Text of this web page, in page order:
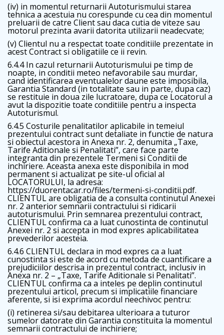
(iv) in momentul returnarii Autoturismului starea
tehnica a acestuia nu corespunde cu cea din momentul
preluarii de catre Client sau daca cutia de viteze sau
motorul prezinta avarii datorita utilizarii neadecvate;
(v) Clientul nu a respectat toate conditiile prezentate in
acest Contract si obligatiile ce ii revin.
6.4.4 In cazul returnarii Autoturismului pe timp de
noapte, in conditii meteo nefavorabile sau murdar,
cand identificarea eventualelor daune este imposibila,
Garantia Standard (in totalitate sau in parte, dupa caz)
se restituie in doua zile lucratoare, dupa ce Locatorul a
avut la dispozitie toate conditiile pentru a inspecta
Autoturismul.
6.4.5 Costurile penalitatilor aplicabile in temeiul
prezentului contract sunt detaliate in functie de natura
si obiectul acestora in Anexa nr. 2, denumita „Taxe,
Tarife Aditionale si Penalitati”, care face parte
integranta din prezentele Termeni si Conditii de
inchiriere. Aceasta anexa este disponibila in mod
permanent si actualizat pe site-ul oficial al
LOCATORULUI, la adresa:
https://duorentacar.ro/files/termeni-si-conditii.pdf.
CLIENTUL are obligatia de a consulta continutul Anexei
nr. 2 anterior semnarii contractului si ridicarii
autoturismului. Prin semnarea prezentului contract,
CLIENTUL confirma ca a luat cunostinta de continutul
Anexei nr. 2 si accepta in mod expres aplicabilitatea
prevederilor acesteia.
6.4.6 CLIENTUL declara in mod expres ca a luat
cunostinta si este de acord cu metoda de cuantificare a
prejudiciilor descrisa in prezentul contract, inclusiv in
Anexa nr. 2 – „Taxe, Tarife Aditionale si Penalitati”.
CLIENTUL confirma ca a inteles pe deplin continutul
prezentului articol, precum si implicatiile financiare
aferente, si isi exprima acordul neechivoc pentru:
(i) retinerea si/sau debitarea ulterioara a tuturor
sumelor datorate din Garantia constituita la momentul
semnarii contractului de inchiriere;